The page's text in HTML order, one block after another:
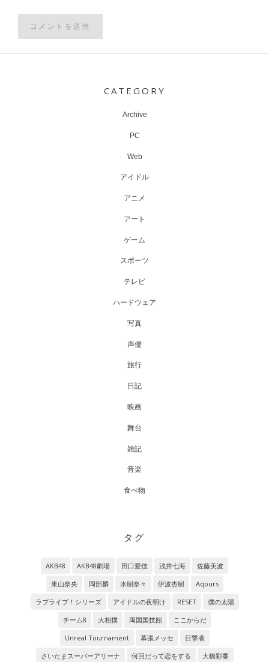
CATEGORY
Archive
PC
Web
アイドル
アニメ
アート
ゲーム
スポーツ
テレビ
ハードウェア
写真
声優
旅行
日記
映画
舞台
雑記
音楽
食べ物
タグ
AKB48 AKB48劇場 田口愛佳 浅井七海
佐藤美波
東山奈央
岡部麟 水樹奈々 伊波杏樹
Aqours
ラブライブ！シリーズ
アイドルの夜明け RESET
僕の太陽
チーム8
大相撲 両国国技館
ここからだ
Unreal Tournament
幕張メッセ
目撃者
さいたまスーパーアリーナ
何回だって恋をする 大橋彩香